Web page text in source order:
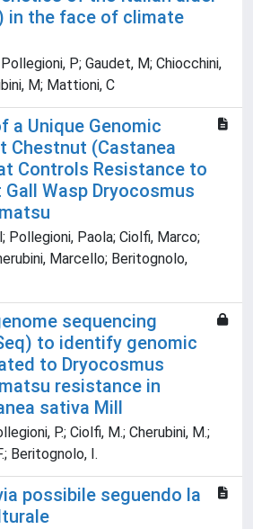
in the face of climate
P; Gaudet, M; Chiocchini,
M; Mattioni, C
a Unique Genomic
Chestnut (Castanea
Controls Resistance to
Wasp Dryocosmus
Pollegioni, Paola; Ciolfi, Marco;
Marcello; Beritognolo,
sequencing
to identify genomic
to Dryocosmus
resistance in
sativa Mill
P.; Ciolfi, M.; Cherubini, M.;
Beritognolo, I.
possibile seguendo la